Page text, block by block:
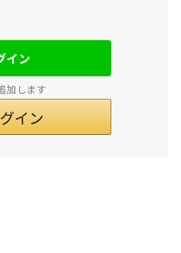
イン
加します